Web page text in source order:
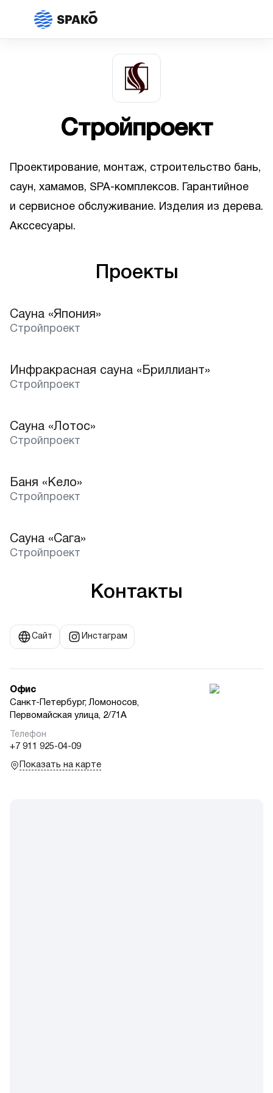
Стройпроект
Проектирование, монтаж, строительство бань,
саун, хамамов, SPA-комплексов. Гарантийное
и сервисное обслуживание. Изделия из дерева.
Акссесуары.
Проекты
Сауна «Япония»
Стройпроект
Инфракрасная сауна «Бриллиант»
Стройпроект
Сауна «Лотос»
Стройпроект
Лучшее
Баня «Кело»
Стройпроект
Сауна «Сага»
Стройпроект
Контакты
Сайт Инстаграм
Офис
Санкт-Петербург, Ломоносов,
Первомайская улица, 2/71А
+7 911 925-04-09
Показать на карте